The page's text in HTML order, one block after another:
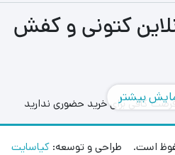
کتونی و کفش
کافی برای خرید حضوری ندارید
و هر زمانی بدون محدودیت مدل های
بیشتر
است. طراحی و توسعه: کیاسایت